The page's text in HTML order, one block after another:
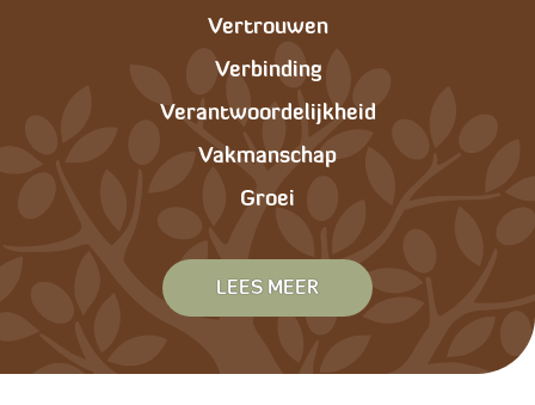
Vertrouwen
Verbinding
Verantwoordelijkheid
Vakmanschap
Groei
LEES MEER